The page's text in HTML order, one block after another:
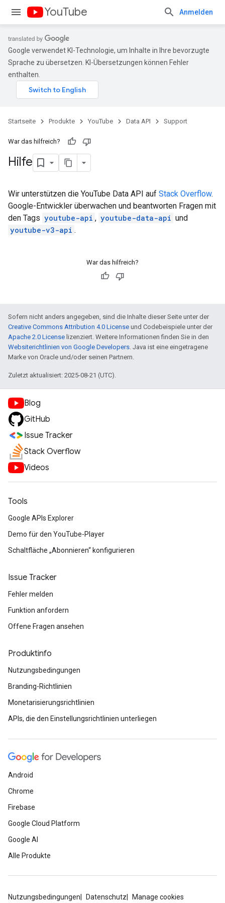
YouTube Anmelden
Google verwendet KI-Technologie, um Inhalte in Ihre bevorzugte
Sprache zu übersetzen. KI-Übersetzungen können Fehler
enthalten.
Startseite Produkte YouTube Data API Support
War das hilfreich?
Hilfe
Wir unterstützen die YouTube Data API auf Stack Overflow.
Google-Entwickler überwachen und beantworten Fragen mit
den Tags youtube-api , youtube-data-api und
youtube-v3-api .
War das hilfreich?
Sofern nicht anders angegeben, sind die Inhalte dieser Seite unter der
Creative Commons Attribution 4.0 License und Codebeispiele unter der
Apache 2.0 License lizenziert. Weitere Informationen finden Sie in den
Websiterichtlinien von Google Developers. Java ist eine eingetragene
Marke von Oracle und/oder seinen Partnern.
Zuletzt aktualisiert: 2025-08-21 (UTC).
Blog
GitHub
Issue Tracker
Stack Overflow
Videos
Tools
Google APIs Explorer
Demo für den YouTube-Player
Schaltfläche „Abonnieren“ konfigurieren
Issue Tracker
Fehler melden
Funktion anfordern
Offene Fragen ansehen
Produktinfo
Nutzungsbedingungen
Branding-Richtlinien
Monetarisierungsrichtlinien
APIs, die den Einstellungsrichtlinien unterliegen
Android
Chrome
Firebase
Google Cloud Platform
Google AI
Alle Produkte
Nutzungsbedingungen Datenschutz Manage cookies